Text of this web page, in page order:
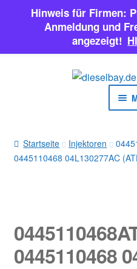
INJEKTOREN
Classic Parts
Startseite Injektoren
0445110468 04L130277AC
0445110468
Hinweis für Firmen:
Anmeldung und
angezeigt!